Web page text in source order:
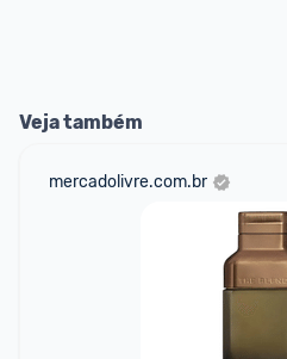
Veja também
mercadolivre.com.br